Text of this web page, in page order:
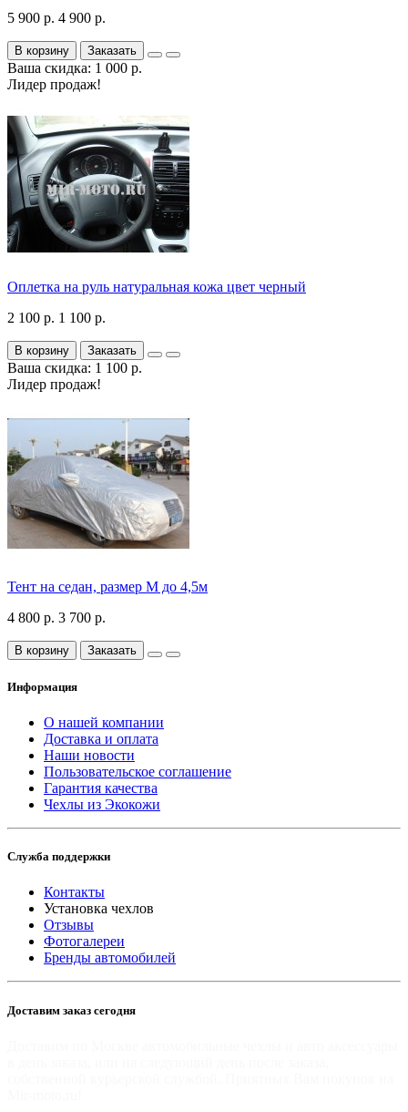
5 900 р. 4 900 р.
В корзину Заказать
Ваша скидка: 1 000 р.
Лидер продаж!
Оплетка на руль натуральная кожа цвет черный
2 100 р. 1 100 р.
В корзину Заказать
Ваша скидка: 1 100 р.
Лидер продаж!
Тент на седан, размер М до 4,5м
4 800 р. 3 700 р.
В корзину Заказать
Информация
О нашей компании
Доставка и оплата
Наши новости
Пользовательское соглашение
Гарантия качества
Чехлы из Экокожи
Служба поддержки
Контакты
Установка чехлов
Отзывы
Фотогалереи
Бренды автомобилей
Доставим заказ сегодня